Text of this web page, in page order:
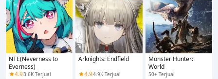
NTE(Neverness to
Everness)
4.93.6K Terjual
Arknights: Endfield
4.94.9K Terjual
Monster Hunter:
World
50+ Terjual